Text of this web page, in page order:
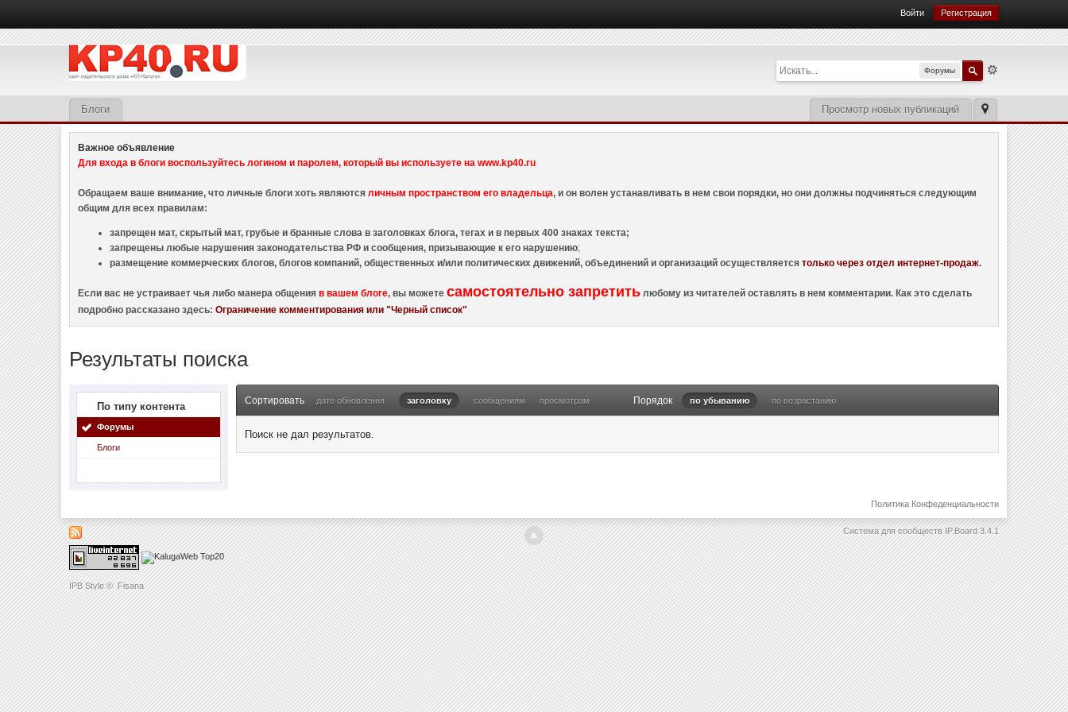
IPB Style © Fisana
Войти Регистрация
Форумы
Просмотр новых публикаций
Блоги
Важное объявление
Для входа в блоги воспользуйтесь логином и паролем, который вы используете на www.kp40.ru
Обращаем ваше внимание, что личные блоги хоть являютсяличным пространством его владельца, и он волен устанавливать в нем свои порядки, но они должны подчиняться следующим
общим для всех правилам:
запрещен мат, скрытый мат, грубые и бранные слова в заголовках блога, тегах и в первых 400 знаках текста;
запрещены любые нарушения законодательства РФ и сообщения, призывающие к его нарушению;
размещение коммерческих блогов, блогов компаний, общественных и/или политических движений, объединений и организаций осуществляетсятолько через отдел интернет-продаж.
Если вас не устраивает чья либо манера общенияв вашем блоге, вы можетесамостоятельно запретить любому из читателей оставлять в нем комментарии. Как это сделать
подробно рассказано здесь:Ограничение комментирования или "Черный список"
Результаты поиска
По типу контента
Форумы
Блоги
Сортировать дате обновления заголовку сообщениям просмотрам Порядок по убыванию по возрастанию
Поиск не дал результатов.
Политика Конфеденциальности
Система для сообществ IP.Board 3.4.1